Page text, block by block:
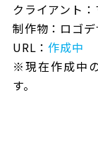
クライアント
制作物：ロゴ
URL：作成中
※現在作成中
す。